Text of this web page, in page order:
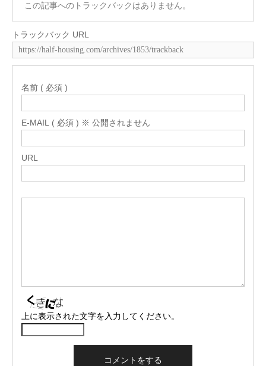
この記事へのトラックバックはありません。
トラックバック URL
名前 ( 必須 )
E-MAIL ( 必須 ) ※ 公開されません
URL
上に表示された文字を入力してください。